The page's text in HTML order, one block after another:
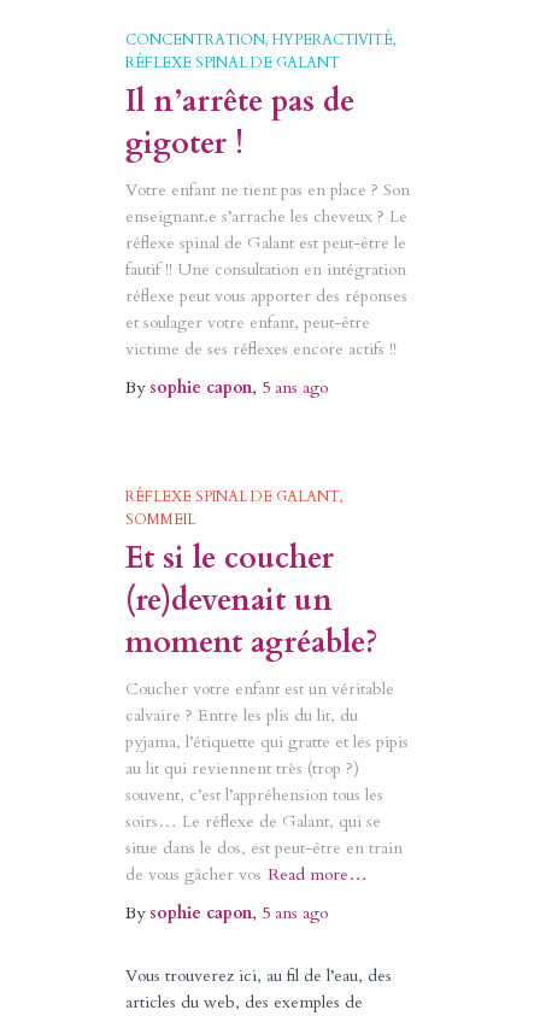
CONCENTRATION HYPERACTIVITÉ
RÉFLEXE SPINAL DE GALANT
Il n’arrête pas de
gigoter !
Votre enfant ne tient pas en place ? Son
enseignant.e s’arrache les cheveux ? Le
réflexe spinal de Galant est peut-être le
fautif !! Une consultation en intégration
réflexe peut vous apporter des réponses
et soulager votre enfant, peut-être
victime de ses réflexes encore actifs !!
By sophie capon, 5 ans ago
RÉFLEXE SPINAL DE GALANT
SOMMEIL
Et si le coucher
(re)devenait un
moment agréable?
Coucher votre enfant est un véritable
calvaire ? Entre les plis du lit, du
pyjama, l’étiquette qui gratte et les pipis
au lit qui reviennent très (trop ?)
souvent, c’est l’appréhension tous les
soirs… Le réflexe de Galant, qui se
situe dans le dos, est peut-être en train
de vous gâcher vos Read more…
By sophie capon, 5 ans ago
Vous trouverez ici, au fil de l’eau, des
articles du web, des exemples de